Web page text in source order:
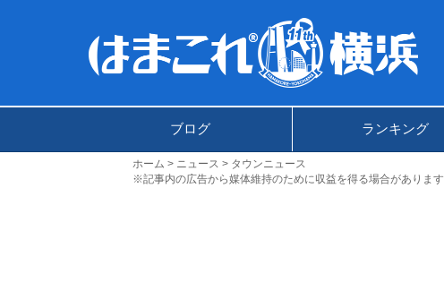
ブログ ランキング
ホーム ニュース
タウンニュース
※記事内の広告から媒体維持のために収益を得る場合があります